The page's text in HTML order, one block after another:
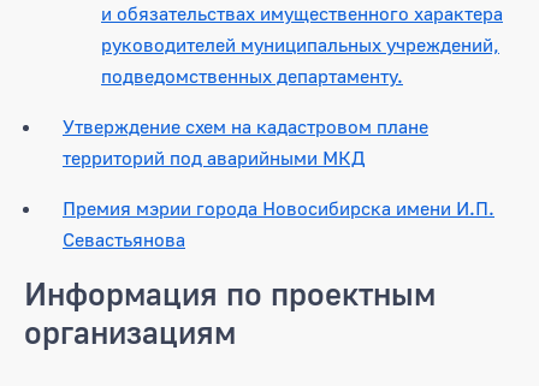
и обязательствах имущественного характера
руководителей муниципальных учреждений,
подведомственных департаменту.
Утверждение схем на кадастровом плане
территорий под аварийными МКД
Премия мэрии города Новосибирска имени И.П.
Севастьянова
Информация по проектным
организациям